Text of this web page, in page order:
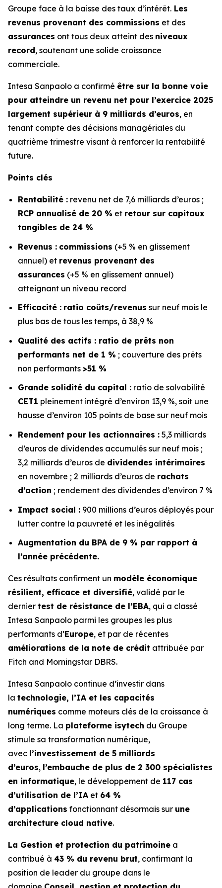
Groupe face à la baisse des taux d’intérêt. Les
revenus provenant des commissions et des
assurances ont tous deux atteint des niveaux
record, soutenant une solide croissance
commerciale.
Intesa Sanpaolo a confirmé être sur la bonne voie
pour atteindre un revenu net pour l’exercice 2025
largement supérieur à 9 milliards d’euros, en
tenant compte des décisions managériales du
quatrième trimestre visant à renforcer la rentabilité
future.
Points clés
Rentabilité : revenu net de 7,6 milliards d’euros ;
RCP annualisé de 20 % et retour sur capitaux
tangibles de 24 %
Revenus : commissions (+5 % en glissement
annuel) et revenus provenant des
assurances (+5 % en glissement annuel)
atteignant un niveau record
Efficacité : ratio coûts/revenus sur neuf mois le
plus bas de tous les temps, à 38,9 %
Qualité des actifs : ratio de prêts non
performants net de 1 % ; couverture des prêts
non performants >51 %
Grande solidité du capital : ratio de solvabilité
CET1 pleinement intégré d’environ 13,9 %, soit une
hausse d’environ 105 points de base sur neuf mois
Rendement pour les actionnaires : 5,3 milliards
d’euros de dividendes accumulés sur neuf mois ;
3,2 milliards d’euros de dividendes intérimaires
en novembre ; 2 milliards d’euros de rachats
d’action ; rendement des dividendes d’environ 7 %
Impact social : 900 millions d’euros déployés pour
lutter contre la pauvreté et les inégalités
Augmentation du BPA de 9 % par rapport à
l’année précédente.
Ces résultats confirment un modèle économique
résilient, efficace et diversifié, validé par le
dernier test de résistance de l’EBA, qui a classé
Intesa Sanpaolo parmi les groupes les plus
performants d’Europe, et par de récentes
améliorations de la note de crédit attribuée par
Fitch and Morningstar DBRS.
Intesa Sanpaolo continue d’investir dans
la technologie, l’IA et les capacités
numériques comme moteurs clés de la croissance à
long terme. La plateforme isytech du Groupe
stimule sa transformation numérique,
avec l’investissement de 5 milliards
d’euros, l’embauche de plus de 2 300 spécialistes
en informatique, le développement de 117 cas
d’utilisation de l’IA et 64 %
d’applications fonctionnant désormais sur une
architecture cloud native.
La Gestion et protection du patrimoine a
contribué à 43 % du revenu brut, confirmant la
position de leader du groupe dans le